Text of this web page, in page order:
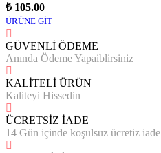
₺ 105.00
ÜRÜNE GİT
GÜVENLİ ÖDEME
Anında Ödeme Yapaiblirsiniz
KALİTELİ ÜRÜN
Kaliteyi Hissedin
ÜCRETSİZ İADE
14 Gün içinde koşulsuz ücretiz iade